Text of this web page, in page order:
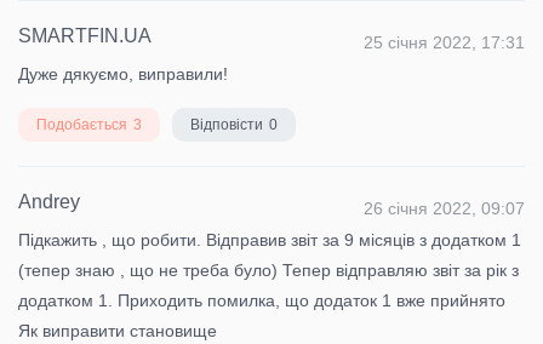
SMARTFIN.UA
25 січня 2022, 17:31
Дуже дякуємо, виправили!
Подобається 3 Відповісти 0
Andrey
26 січня 2022, 09:07
Підкажить , що робити. Відправив звіт за 9 місяців з додатком 1
(тепер знаю , що не треба було) Тепер відправляю звіт за рік з
додатком 1. Приходить помилка, що додаток 1 вже прийнято
Як виправити становище